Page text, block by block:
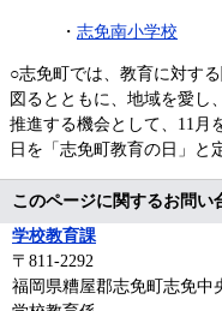
・ 志免南小学校
○志免町では、教育に対す
図るとともに、地域を愛し
推進する機会として、11月
日を「志免町教育の日」と
このページに関するお問い
学校教育課
〒811-2292
福岡県糟屋郡志免町志免中